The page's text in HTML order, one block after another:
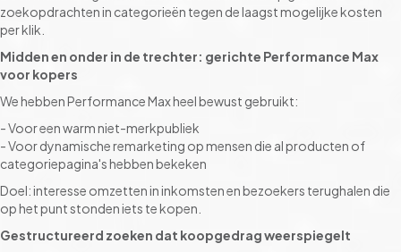
zoekopdrachten in categorieën tegen de laagst mogelijke kosten
per klik.
Midden en onder in de trechter: gerichte Performance Max
voor kopers
We hebben Performance Max heel bewust gebruikt:
- Voor een warm niet-merkpubliek
- Voor dynamische remarketing op mensen die al producten of
categoriepagina's hebben bekeken
Doel: interesse omzetten in inkomsten en bezoekers terughalen die
op het punt stonden iets te kopen.
Gestructureerd zoeken dat koopgedrag weerspiegelt